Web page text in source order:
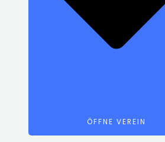
ÖFFNE VEREIN